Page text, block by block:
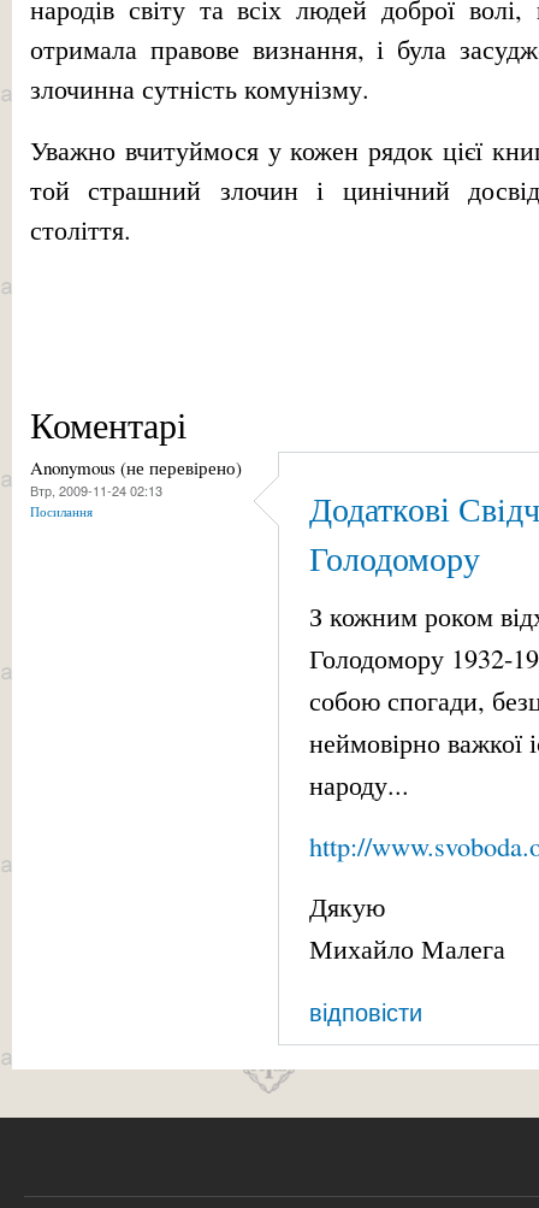
народів світу та всіх людей доброї
отримала правове визнання, і була
злочинна сутність комунізму.
Уважно вчитуймося у кожен рядок цієї
той страшний злочин і цинічний
століття.
Коментарі
Anonymous (не перевірено)
Втр, 2009-11-24 02:13
Посилання
Додаткові
Голодомору
З кожним роком
Голодомору 1932-
собою спогади,
неймовірно важкої
народу...
http://
Дякую
Михайло Малега
відповісти